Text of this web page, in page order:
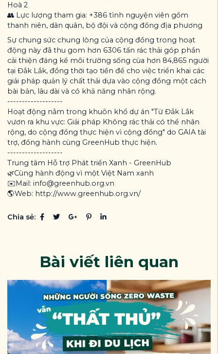
Hoà 2
👥 Lực lượng tham gia: +386 tình nguyện viên gồm
thanh niên, dân quân, bộ đội và cộng đồng địa phương
Sự chung sức chung lòng của cộng đồng trong hoạt
động này đã thu gom hơn 6306 tấn rác thải góp phần
cải thiện đáng kể môi trường sống cùa hơn 84,865 người
tại Đắk Lắk, đồng thời tạo tiền đề cho việc triển khai các
giải pháp quản lý chất thải dựa vào cộng đồng một cách
bài bản, lâu dài và có khả năng nhân rộng.
-------------------
Hoạt động nằm trong khuôn khổ dự án "Từ Đắk Lắk
vươn ra khu vực: Giải pháp Không rác thải có thể nhân
rộng, do cộng đồng thực hiện vì cộng đồng" do GAIA tài
trợ, đồng hành cùng GreenHub thực hiện.
-------------------
Trung tâm Hỗ trợ Phát triển Xanh - GreenHub
🌿Cùng hành động vì một Việt Nam xanh
✉️Mail: info@greenhub.org.vn
🌎Web: http://www.greenhub.org.vn/
Chia sẻ:
Bài viết liên quan